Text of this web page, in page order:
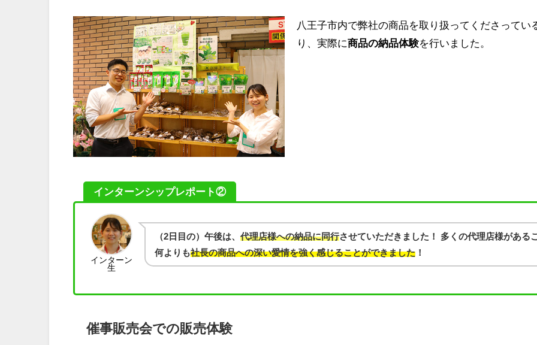
八王子市内で弊社の商品を取り扱ってくださってい
り、実際に商品の納品体験を行いました。
インターンシップレポート②
インターン
生
（2日目の）午後は、 代理店様への納品に同行させていただきました！ 多くの代理店様がある
何よりも社長の商品への深い愛情を強く感じることができました！
催事販売会での販売体験